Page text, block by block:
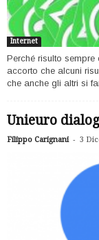
Internet
Perché risulto
accorto che alcuni
che anche gli altri si
Unieuro
Filippo Carignani - 3